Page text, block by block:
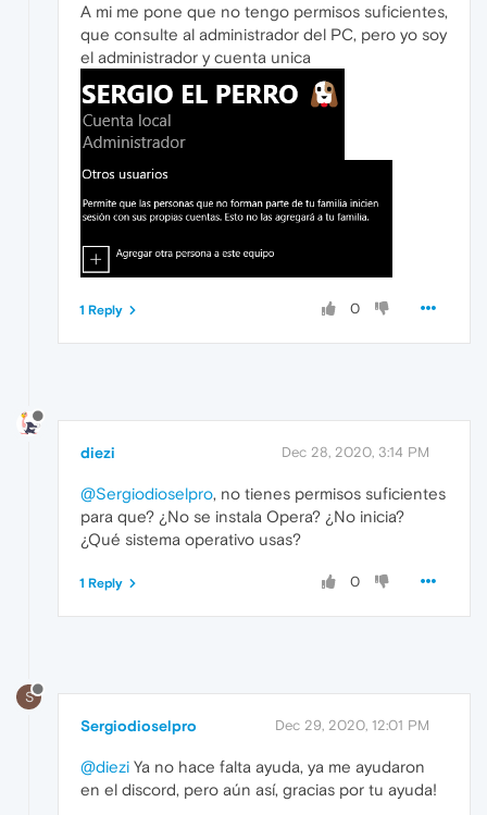
A mi me pone que no tengo permisos suficientes,
que consulte al administrador del PC, pero yo soy
el administrador y cuenta unica
0
1 Reply
diezi Dec 28, 2020, 3:14 PM
@Sergiodioselpro, no tienes permisos suficientes
para que? ¿No se instala Opera? ¿No inicia?
¿Qué sistema operativo usas?
0
1 Reply
S
Sergiodioselpro Dec 29, 2020, 12:01 PM
@diezi Ya no hace falta ayuda, ya me ayudaron
en el discord, pero aún así, gracias por tu ayuda!